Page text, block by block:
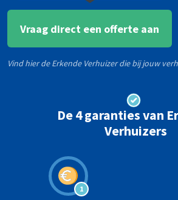
Vraag direct een offerte aan
Vind hier de Erkende Verhuizer die bij jouw
De 4 garanties van
Verhuizers
1